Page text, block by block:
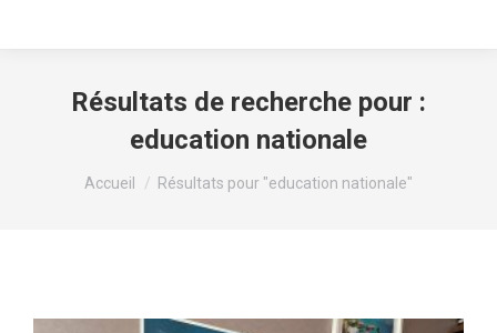
Résultats de recherche pour :
education nationale
Vous êtes ici :
Accueil Résultats pour "education nationale"